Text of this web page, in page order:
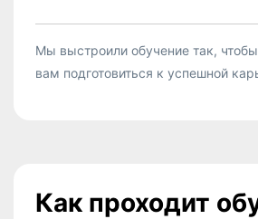
Мы выстроили обучение так,
вам подготовиться к успешной
Как проходит